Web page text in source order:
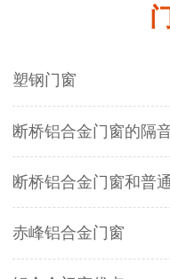
塑钢门窗
断桥铝合金门窗的隔
赤峰铝合金门窗